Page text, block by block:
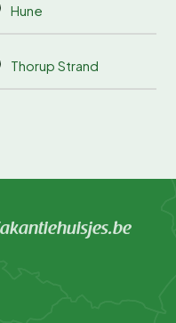
Hune
Thorup Strand